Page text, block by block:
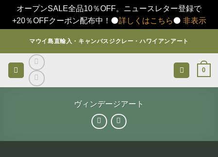
オープンSALE全品10％OFF。ニュースレター登録で
+20％OFFクーポン配布中！⚫️詳しくはこちら⚫️ 非表示
マウイ島直輸入・キャンバスジクレー・ハワイアンアート
0
ヴィンデージアート